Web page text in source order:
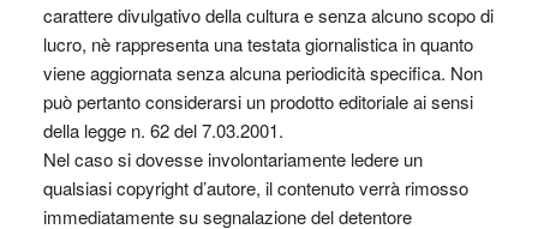
carattere divulgativo della cultura e senza alcuno scopo di
lucro, nè rappresenta una testata giornalistica in quanto
viene aggiornata senza alcuna periodicità specifica. Non
può pertanto considerarsi un prodotto editoriale ai sensi
della legge n. 62 del 7.03.2001.
Nel caso si dovesse involontariamente ledere un
qualsiasi copyright d’autore, il contenuto verrà rimosso
immediatamente su segnalazione del detentore